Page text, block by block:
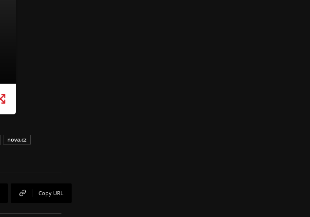
nova.cz
Copy URL